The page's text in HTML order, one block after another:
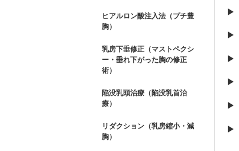
ヒアルロン酸注入法（プチ豊
胸）
乳房下垂修正（マストペクシ
ー・垂れ下がった胸の修正
術）
陥没乳頭治療（陥没乳首治
療）
リダクション（乳房縮小・減
胸）